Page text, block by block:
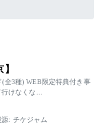
全3種) WEB限定特典付き事
19:15枠 用事が入って行けなくな...
源: チケジャム